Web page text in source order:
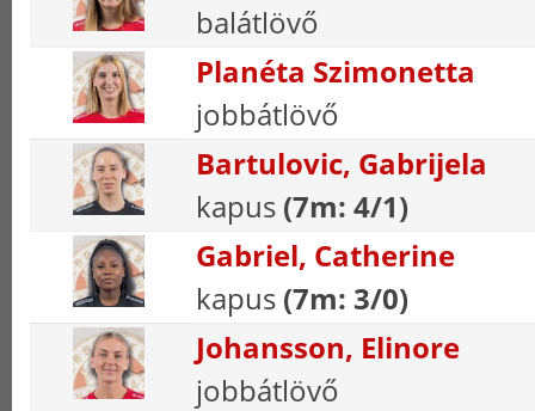
balátlövő
Planéta Szimonetta
jobbátlövő
Bartulovic, Gabrijela
kapus (7m: 4/1)
Gabriel, Catherine
kapus (7m: 3/0)
Johansson, Elinore
jobbátlövő